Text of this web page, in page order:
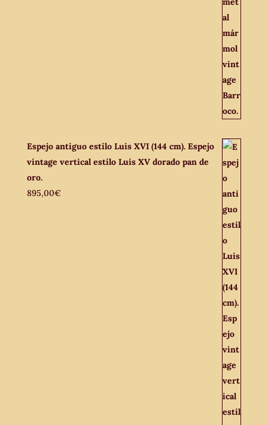
Espejo antiguo estilo Luis XVI (144 cm). Espejo
vintage vertical estilo Luis XV dorado pan de
oro.
895,00€